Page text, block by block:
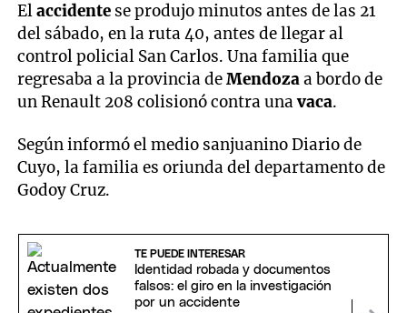
Elaccidente se produjo minutos antes de las 21
del sábado, en la ruta 40, antes de llegar al
control policial San Carlos. Una familia que
regresaba a la provincia deMendozaa bordo de
un Renault 208 colisionó contra unavaca.
Según informó el medio sanjuanino Diario de
Cuyo, la familia es oriunda del departamento de
Godoy Cruz.
TE PUEDE INTERESAR
Identidad robada y documentos
falsos: el giro en la investigación
por un accidente